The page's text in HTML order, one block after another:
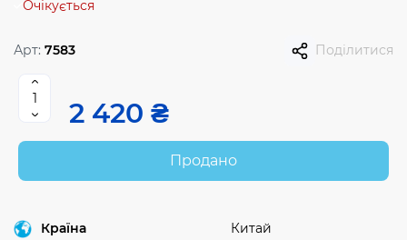
Очікується
Арт: 7583 Поділитися
2 420 ₴
Продано
Країна
Китай